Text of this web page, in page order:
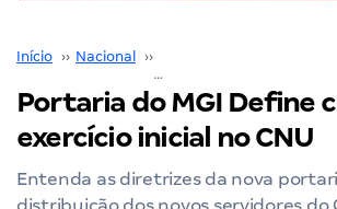
Início ›› Nacional ››
Portaria do MGI Define
exercício inicial no CNU
Entenda as diretrizes da nova